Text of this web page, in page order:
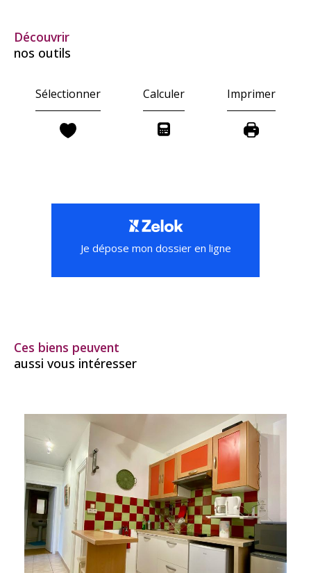
découvrir
nos outils
Sélectionner Calculer Imprimer
Je dépose mon dossier en ligne
Ces biens peuvent
aussi vous intéresser